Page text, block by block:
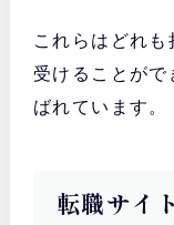
これらはどれ
受けることが
ばれています。
転職サイ